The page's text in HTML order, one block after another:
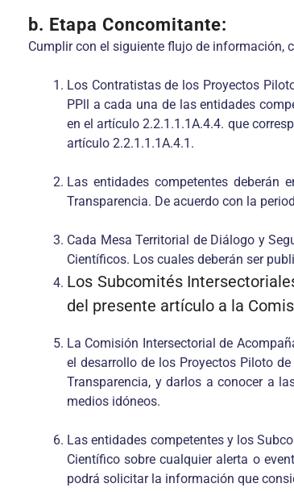
b. Etapa Concomitante:
Cumplir con el siguiente flujo de información,
Los Contratistas de los Proyectos
PPll a cada una de las entidades
en el artículo 2.2.1.1.1A.4.4. que
artículo 2.2.1.1.1A.4.1.
Las entidades competentes deberán
Transparencia. De acuerdo con la
Cada Mesa Territorial de Diálogo y
Científicos. Los cuales deberán ser
Los Subcomités
del presente artículo a la
La Comisión Intersectorial de
el desarrollo de los Proyectos Piloto
Transparencia, y darlos a conocer a
medios idóneos.
Las entidades competentes y los
Científico sobre cualquier alerta o
podrá solicitar la información que